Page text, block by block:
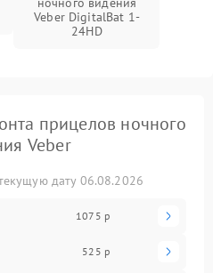
Veber DigitalBat 1-
24HD
прицелов ночного
Veber
дату 06.08.2026
1075 р
525 р